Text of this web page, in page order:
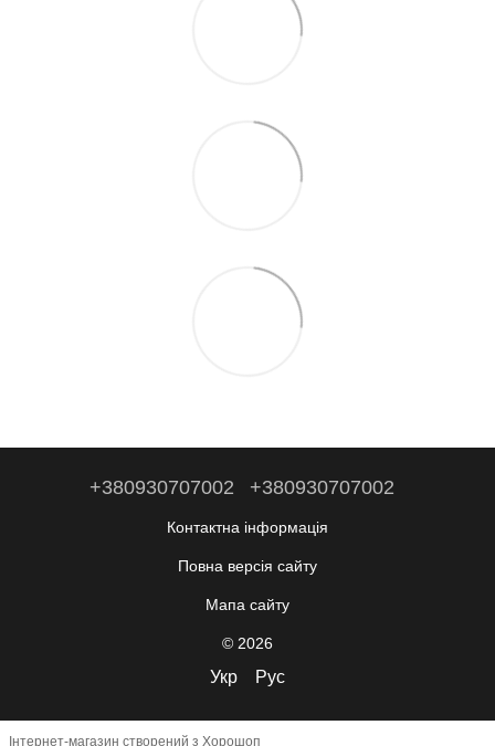
+380930707002 +380930707002
Контактна інформація
Повна версія сайту
Мапа сайту
© 2026
Укр Рус
Інтернет-магазин створений з Хорошоп